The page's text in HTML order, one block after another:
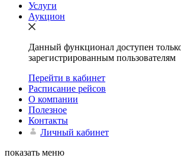
Услуги
Аукцион
Данный функционал доступен
зарегистрированным пользователям
Перейти в кабинет
Расписание рейсов
О компании
Полезное
Контакты
Личный кабинет
показать меню